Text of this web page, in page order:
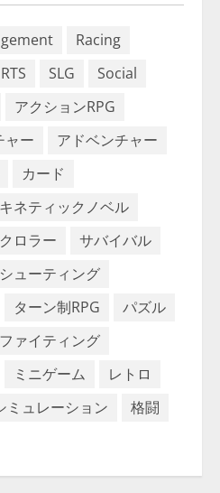
Racing
RTS SLG
Social
アクションRPG
ャー
アドベンチャー
カード
キネティックノベル
ロラー
サバイバル
シューティング
ターン制RPG
パズル
ファイティング
ミニゲーム
レトロ
ミュレーション
格闘